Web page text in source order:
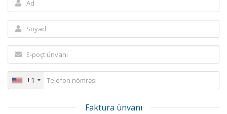
+1
Faktura ünvanı